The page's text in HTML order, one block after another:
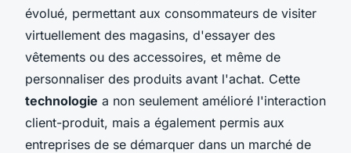
évolué, permettant aux consommateurs de visiter
virtuellement des magasins, d'essayer des
vêtements ou des accessoires, et même de
personnaliser des produits avant l'achat. Cette
technologie a non seulement amélioré l'interaction
client-produit, mais a également permis aux
entreprises de se démarquer dans un marché de